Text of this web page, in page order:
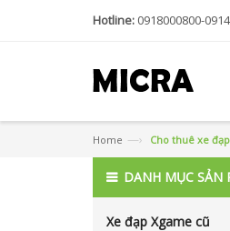
Hotline: 0918000800-
Home —› Cho thuê xe đạp
DANH MỤC SẢN
Xe đạp Xgame cũ